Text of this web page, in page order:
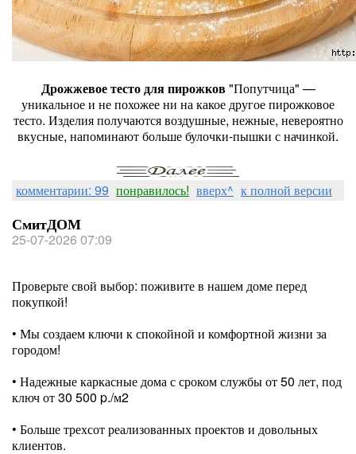
Дрожжевое тесто для пирожков"Попутчица" —
уникальное и не похожее ни на какое другое пирожковое
тесто. Изделия получаются воздушные, нежные, невероятно
вкусные, напоминают больше булочки-пышки с начинкой.
комментарии: 99 понравилось! вверх^ к полной версии
СмитДОМ
25-07-2026 07:09
Проверьте свой выбор: поживите в нашем доме перед
покупкой!
• Мы создаем ключи к спокойной и комфортной жизни за
городом!
• Надежные каркасные дома с сроком службы от 50 лет, под
ключ от 30 500 p./м2
• Больше трехсот реализованных проектов и довольных
клиентов.